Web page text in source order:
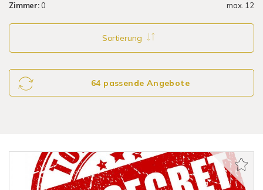
Zimmer: 0 max. 12
Sortierung
64 passende Angebote